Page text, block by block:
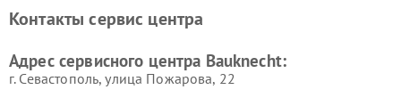
Контакты сервис центра
Адрес сервисного центра Bauknecht:
г. Севастополь, улица Пожарова, 22